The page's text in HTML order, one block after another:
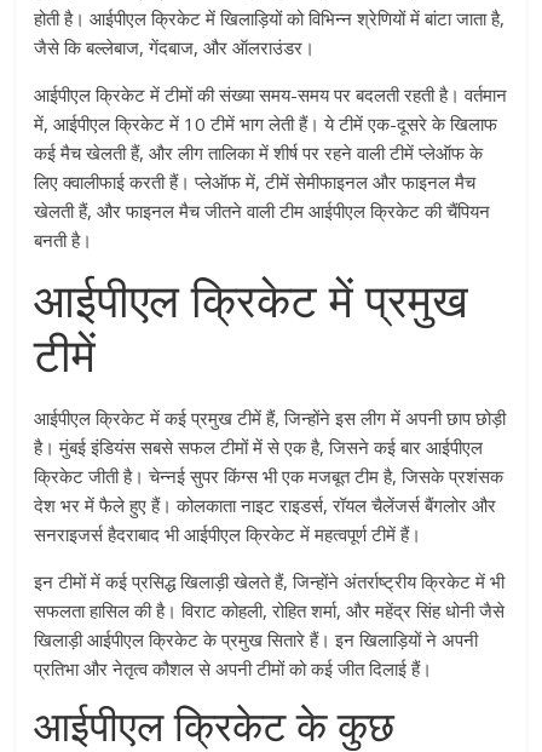
होती है। आईपीएल क्रिकेट में खिलाड़ियों को विभिन्न श्रेणियों में बांटा जाता है,
जैसे कि बल्लेबाज, गेंदबाज, और ऑलराउंडर।
आईपीएल क्रिकेट में टीमों की संख्या समय-समय पर बदलती रहती है। वर्तमान
में, आईपीएल क्रिकेट में 10 टीमें भाग लेती हैं। ये टीमें एक-दूसरे के खिलाफ
कई मैच खेलती हैं, और लीग तालिका में शीर्ष पर रहने वाली टीमें प्लेऑफ के
लिए क्वालीफाई करती हैं। प्लेऑफ में, टीमें सेमीफाइनल और फाइनल मैच
खेलती हैं, और फाइनल मैच जीतने वाली टीम आईपीएल क्रिकेट की चैंपियन
बनती है।
आईपीएल क्रिकेट में प्रमुख
टीमें
आईपीएल क्रिकेट में कई प्रमुख टीमें हैं, जिन्होंने इस लीग में अपनी छाप छोड़ी
है। मुंबई इंडियंस सबसे सफल टीमों में से एक है, जिसने कई बार आईपीएल
क्रिकेट जीती है। चेन्नई सुपर किंग्स भी एक मजबूत टीम है, जिसके प्रशंसक
देश भर में फैले हुए हैं। कोलकाता नाइट राइडर्स, रॉयल चैलेंजर्स बैंगलोर और
सनराइजर्स हैदराबाद भी आईपीएल क्रिकेट में महत्वपूर्ण टीमें हैं।
इन टीमों में कई प्रसिद्ध खिलाड़ी खेलते हैं, जिन्होंने अंतर्राष्ट्रीय क्रिकेट में भी
सफलता हासिल की है। विराट कोहली, रोहित शर्मा, और महेंद्र सिंह धोनी जैसे
खिलाड़ी आईपीएल क्रिकेट के प्रमुख सितारे हैं। इन खिलाड़ियों ने अपनी
प्रतिभा और नेतृत्व कौशल से अपनी टीमों को कई जीत दिलाई हैं।
आईपीएल क्रिकेट के कुछ